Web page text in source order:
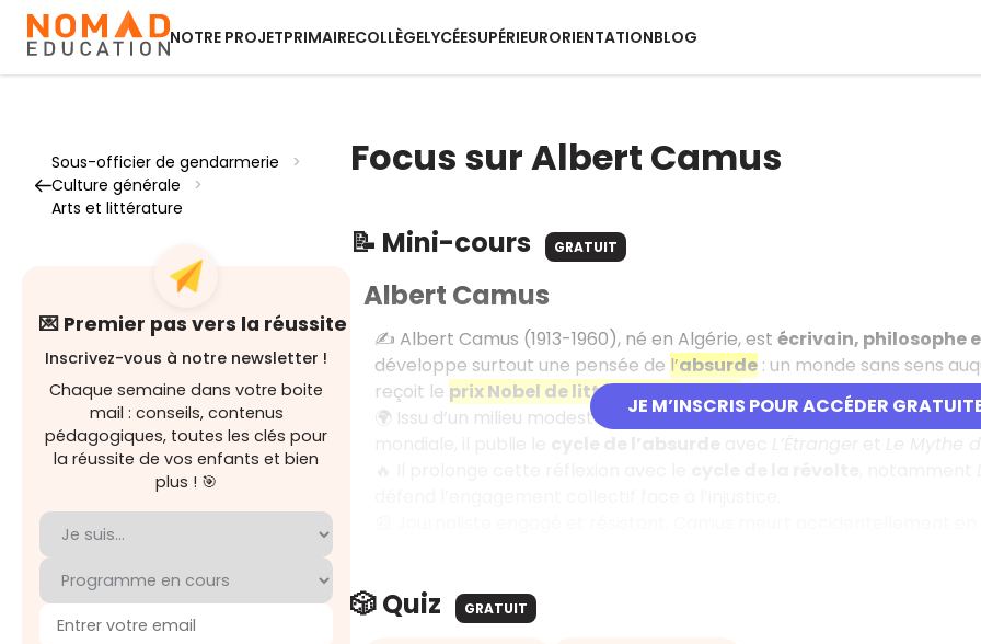
NOTRE PROJETPRIMAIRECOLLÈGELYCÉESUPÉRIEURORIENTATIONBLOG
Sous-officier de gendarmerie
>
Culture générale
>
Arts et littérature
💌 Premier pas vers la réussite
Inscrivez-vous à notre newsletter !
Chaque semaine dans votre boite
mail : conseils, contenus
pédagogiques, toutes les clés pour
la réussite de vos enfants et bien
plus ! 🎯
Focus sur Albert Camus
📝 Mini-cours GRATUIT
JE M’INSCRIS POUR ACCÉDER
Albert Camus
✍️ Albert Camus (1913-1960), né en Algérie, est écrivain, philosophe
développe surtout une pensée de l’absurde: un monde sans sens
reçoit le prix Nobel de littérature en 1957.
🌍 Issu d’un milieu modeste, il poursuit des études de philosophie à
🎲 Quiz GRATUIT